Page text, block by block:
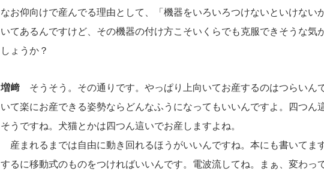
なお仰向けで産んでる理由として、「機器をいろいろつけないといけない
いてあるんですけど、その機器の付け方こそいくらでも克服できそうな気
しょうか？
増﨑 そうそう。その通りです。やっぱり上向いてお産するのはつらいん
いて楽にお産できる姿勢ならどんなふうになってもいいんですよ。四つん
そうですね。犬猫とかは四つん這いでお産しますよね。
産まれるまでは自由に動き回れるほうがいいんですね。本にも書いてま
するに移動式のものをつければいいんです。電波流してね。まぁ、変わっ